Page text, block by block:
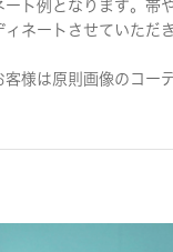
ト例となります。帯
ネートさせていただき
様は原則画像のコー